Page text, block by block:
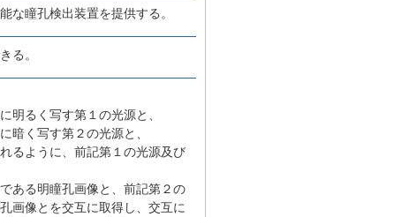
な瞳孔検出装置を提供する。
る。
明るく写す第１の光源と、
暗く写す第２の光源と、
るように、前記第１の光源及び
ある明瞳孔画像と、前記第２の
画像とを交互に取得し、交互に